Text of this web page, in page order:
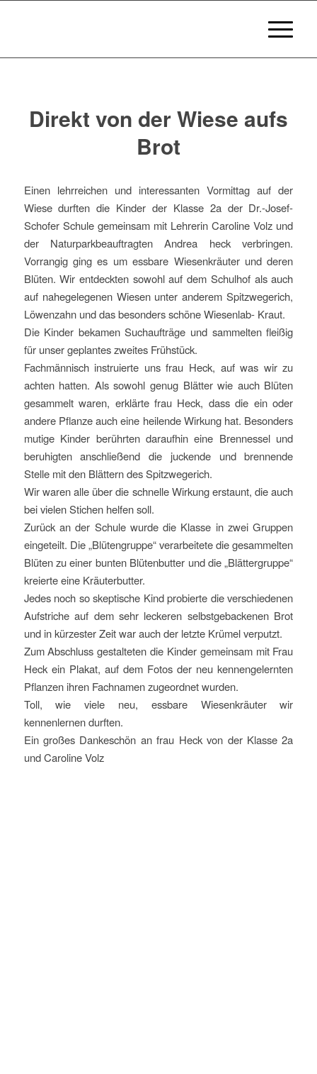
Direkt von der Wiese aufs
Brot
Einen lehrreichen und interessanten Vormittag auf der
Wiese durften die Kinder der Klasse 2a der Dr.-Josef-
Schofer Schule gemeinsam mit Lehrerin Caroline Volz und
der Naturparkbeauftragten Andrea heck verbringen.
Vorrangig ging es um essbare Wiesenkräuter und deren
Blüten. Wir entdeckten sowohl auf dem Schulhof als auch
auf nahegelegenen Wiesen unter anderem Spitzwegerich,
Löwenzahn und das besonders schöne Wiesenlab- Kraut.
Die Kinder bekamen Suchaufträge und sammelten fleißig
für unser geplantes zweites Frühstück.
Fachmännisch instruierte uns frau Heck, auf was wir zu
achten hatten. Als sowohl genug Blätter wie auch Blüten
gesammelt waren, erklärte frau Heck, dass die ein oder
andere Pflanze auch eine heilende Wirkung hat. Besonders
mutige Kinder berührten daraufhin eine Brennessel und
beruhigten anschließend die juckende und brennende
Stelle mit den Blättern des Spitzwegerich.
Wir waren alle über die schnelle Wirkung erstaunt, die auch
bei vielen Stichen helfen soll.
Zurück an der Schule wurde die Klasse in zwei Gruppen
eingeteilt. Die „Blütengruppe“ verarbeitete die gesammelten
Blüten zu einer bunten Blütenbutter und die „Blättergruppe“
kreierte eine Kräuterbutter.
Jedes noch so skeptische Kind probierte die verschiedenen
Aufstriche auf dem sehr leckeren selbstgebackenen Brot
und in kürzester Zeit war auch der letzte Krümel verputzt.
Zum Abschluss gestalteten die Kinder gemeinsam mit Frau
Heck ein Plakat, auf dem Fotos der neu kennengelernten
Pflanzen ihren Fachnamen zugeordnet wurden.
Toll, wie viele neu, essbare Wiesenkräuter wir
kennenlernen durften.
Ein großes Dankeschön an frau Heck von der Klasse 2a
und Caroline Volz